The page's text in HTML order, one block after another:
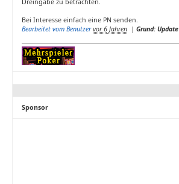
Dreingabe zu betrachten.
Bei Interesse einfach eine PN senden.
Bearbeitet vom Benutzer vor 6 Jahren | Grund: Update
Sponsor